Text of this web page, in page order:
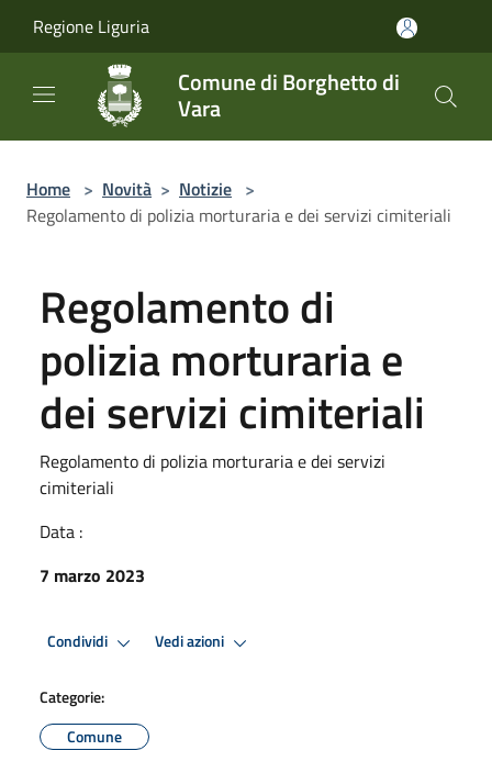
Regione Liguria
Comune di Borghetto di
Vara
Home > Novità > Notizie >
Regolamento di polizia morturaria e dei servizi cimiteriali
Regolamento di
polizia morturaria e
dei servizi cimiteriali
Regolamento di polizia morturaria e dei servizi
cimiteriali
Data :
7 marzo 2023
Condividi Vedi azioni
Categorie:
Comune